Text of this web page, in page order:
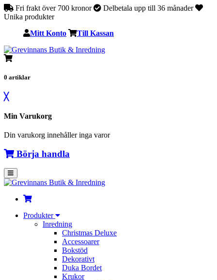
Fri frakt över 700 kronor
Delbetala upp till 36 månader
Unika produkter
Mitt Konto Till Kassan
0 artiklar
╳
Min Varukorg
Din varukorg innehåller inga varor
Börja handla
Produkter
Inredning
Christmas Deluxe
Accessoarer
Bokstöd
Dekorativt
Duka Bordet
Krukor